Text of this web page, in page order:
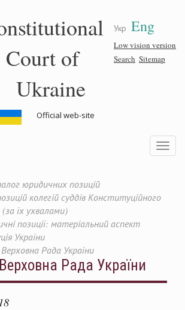
Укр Eng
Low vision version
Search Sitemap
Court of
Ukraine
Official web-site
Toggle
юридичних позицій
колегій суддів Конституційного
(за їх ухвалами)
позиції: матеріальний аспект
України
Верховна Рада України
Рада України